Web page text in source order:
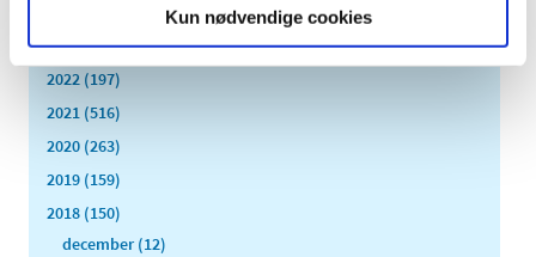
Kun nødvendige cookies
2023 (195)
2022 (197)
2021 (516)
2020 (263)
2019 (159)
2018 (150)
december (12)